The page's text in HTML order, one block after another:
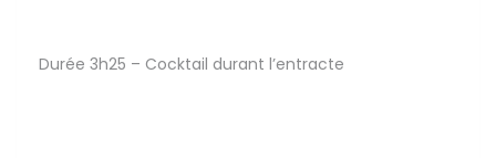
Durée 3h25 – Cocktail durant l’entracte